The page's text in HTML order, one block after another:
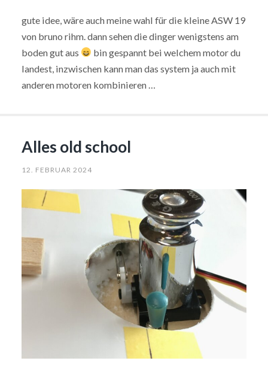
gute idee, wäre auch meine wahl für die kleine ASW 19
von bruno rihm. dann sehen die dinger wenigstens am
boden gut aus
bin gespannt bei welchem motor du
landest, inzwischen kann man das system ja auch mit
anderen motoren kombinieren …
Alles old school
12. FEBRUAR 2024